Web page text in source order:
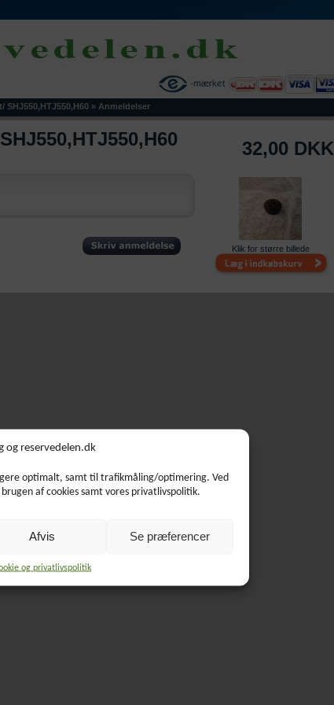
og reservedelen.dk
optimalt, samt til trafikmåling/optimering. Ved
af cookies samt vores privatlivspolitik.
Afvis Se præferencer
og privatlivspolitik
» Anmeldelser
32,00 DKK
Klik for større billede